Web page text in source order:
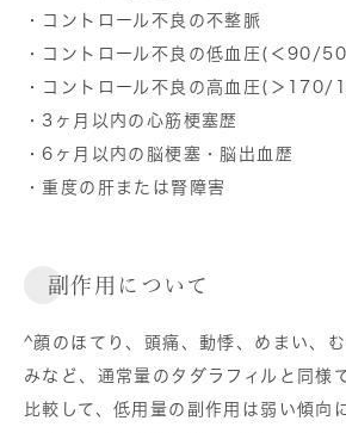
・コントロール不良の不整脈
・コントロール不良の低血圧(＜90/
・コントロール不良の高血圧(＞
・3ヶ月以内の心筋梗塞歴
・6ヶ月以内の脳梗塞・脳出血歴
・重度の肝または腎障害
副作用について
^顔のほてり、頭痛、動悸、めまい、
みなど、通常量のタダラフィルと同様
比較して、低用量の副作用は弱い傾向